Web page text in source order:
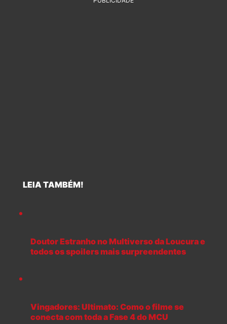
LEIA TAMBÉM!
Doutor Estranho no Multiverso da Loucura e
todos os spoilers mais surpreendentes
Vingadores: Ultimato: Como o filme se
conecta com toda a Fase 4 do MCU